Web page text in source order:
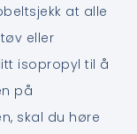
at alle
eller
isopropyl til å
på
skal du høre